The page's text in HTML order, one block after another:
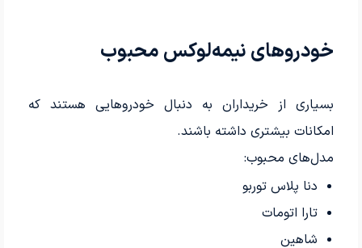
خودروهای نیمه‌لوکس محبوب
بسیاری از خریداران به دنبال خودروهایی هستند که
امکانات بیشتری داشته باشند.
مدل‌های محبوب:
دنا پلاس توربو
تارا اتومات
شاهین